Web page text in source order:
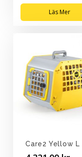
Läs Mer
Care2 Yellow L